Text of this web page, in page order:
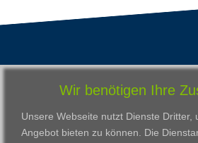
VWAK
Karriere
Kontakt
Standorte
Darmstadt
Frankfurt am Main
Wir benötigen Ihre
Unsere Webseite nutzt Dienste Dritter,
Angebot bieten zu können. Die